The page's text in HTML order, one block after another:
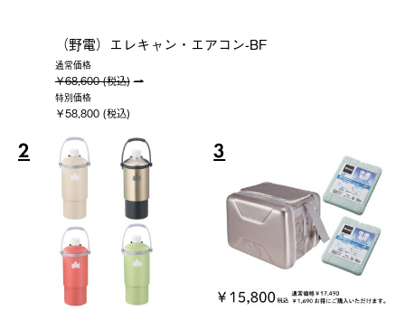
（野電）エレキャン・エアコン-BF
通常価格
￥68,600 (税込)
特別価格
￥58,800 (税込)
2 3